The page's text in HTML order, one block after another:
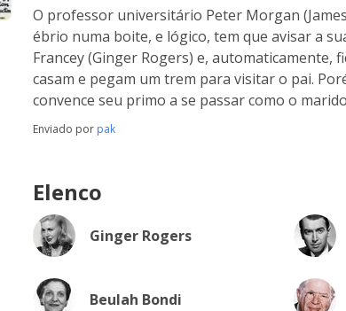
O professor universitário Peter Morgan
ébrio numa boite, e lógico, tem que avisar a
Francey (Ginger Rogers) e, automaticamente,
casam e pegam um trem para visitar o pai.
convence seu primo a se passar como o
Enviado por pak
Elenco
Ginger Rogers
Beulah Bondi